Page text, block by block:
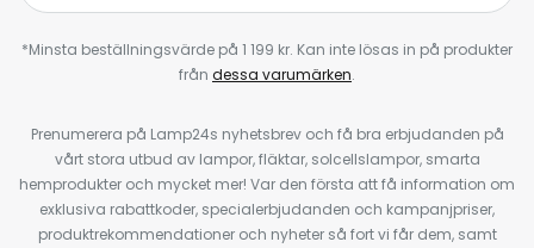
*Minsta beställningsvärde på 1 199 kr. Kan inte lösas in på produkter
från dessa varumärken.
Prenumerera på Lamp24s nyhetsbrev och få bra erbjudanden på
vårt stora utbud av lampor, fläktar, solcellslampor, smarta
hemprodukter och mycket mer! Var den första att få information om
exklusiva rabattkoder, specialerbjudanden och kampanjpriser,
produktrekommendationer och nyheter så fort vi får dem, samt